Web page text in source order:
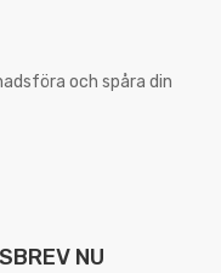
och spåra din
NU